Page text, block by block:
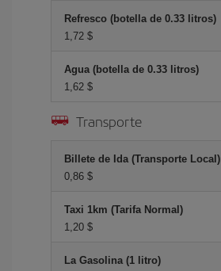
Refresco (botella de 0.33 litros)
1,72 $
Agua (botella de 0.33 litros)
1,62 $
Transporte
Billete de Ida (Transporte Local)
0,86 $
Taxi 1km (Tarifa Normal)
1,20 $
La Gasolina (1 litro)